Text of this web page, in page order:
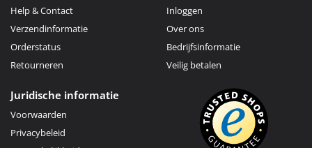
Help & Contact
Verzendinformatie
Orderstatus
Retourneren
Inloggen
Over ons
Bedrijfsinformatie
Veilig betalen
Juridische informatie
Voorwaarden
Privacybeleid